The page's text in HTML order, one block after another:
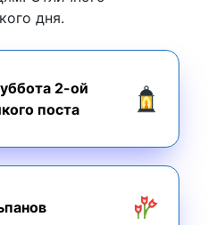
дня.
2-ой
поста